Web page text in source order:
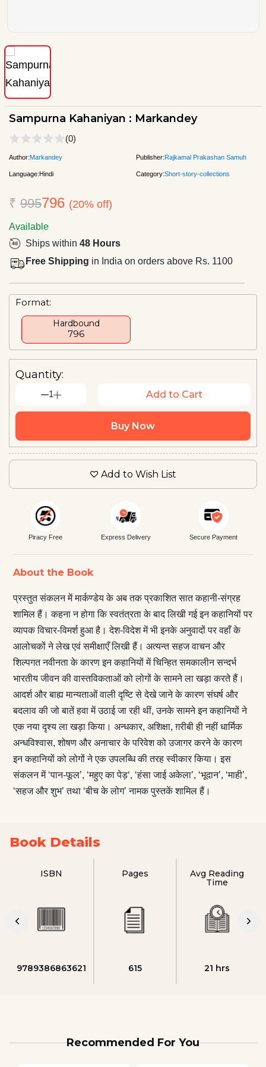
Sampurna Kahaniyan : Markandey
(0)
Author:Markandey Publisher:Rajkamal Prakashan Samuh
Language:Hindi Category:Short-story-collections
₹ 995796 (20% off)
Available
Ships within 48 Hours
Free Shipping in India on orders above Rs. 1100
Format:
Hardbound
₹796
Quantity:
1 Add to Cart
Buy Now
Add to Wish List
Piracy Free Express Delivery Secure Payment
About the Book
प्रस्तुत संकलन में मार्कण्डेय के अब तक प्रकाशित सात कहानी-संग्रह
शामिल हैं। कहना न होगा कि स्वतंत्रता के बाद लिखी गई इन कहानियों पर
व्यापक विचार-विमर्श हुआ है। देश-विदेश में भी इनके अनुवादों पर वहाँ के
आलोचकों ने लेख एवं समीक्षाएँ लिखी हैं। अत्यन्त सहज वाचन और
शिल्पगत नवीनता के कारण इन कहानियों में चिन्हित समकालीन सन्दर्भ
भारतीय जीवन की वास्तविकताओं को लोगों के सामने ला खड़ा करते हैं।
आदर्श और बाह्य मान्यताओं वाली दृष्टि से देखे जाने के कारण संघर्ष और
बदलाव की जो बातें हवा में उठाई जा रही थीं, उनके सामने इन कहानियों ने
एक नया दृश्य ला खड़ा किया। अन्धकार, अशिक्षा, ग़रीबी ही नहीं धार्मिक
अन्धविश्वास, शोषण और अनाचार के परिवेश को उजागर करने के कारण
इन कहानियों को लोगों ने एक उपलब्धि की तरह स्वीकार किया। इस
संकलन में ‘पान-फूल’, ‘महुए का पेड़‘, ‘हंसा जाई अकेला’, ‘भूदान’, ‘माही’,
‘सहज और शुभ’ तथा ‘बीच के लोग’ नामक पुस्तकें शामिल हैं।
Book Details
ISBN
9789386863621
Pages
615
Avg Reading
Time
21 hrs
Recommended For You